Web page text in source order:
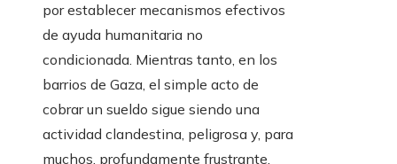
por establecer mecanismos efectivos
de ayuda humanitaria no
condicionada. Mientras tanto, en los
barrios de Gaza, el simple acto de
cobrar un sueldo sigue siendo una
actividad clandestina, peligrosa y, para
muchos, profundamente frustrante.